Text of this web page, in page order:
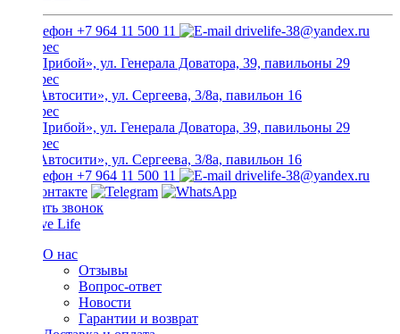
+7 964 11 500 11 drivelife-38@yandex.ru
ТЦ «Прибой», ул. Генерала Доватора, 39, павильоны 29
ТЦ «Автосити», ул. Сергеева, 3/8а, павильон 16
ТЦ «Прибой», ул. Генерала Доватора, 39, павильоны 29
ТЦ «Автосити», ул. Сергеева, 3/8а, павильон 16
+7 964 11 500 11
drivelife-38@yandex.ru
Заказать звонок
О нас
Отзывы
Вопрос-ответ
Новости
Гарантии и возврат